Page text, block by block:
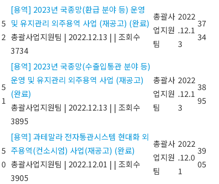
5
2
[용역] 2023년 국종망(환급 분야 등) 운영
및 유지관리 외주용역 사업 (재공고) (완료)
총괄사업지원팀 | 2022.12.13 | | 조회수
3734
총괄사
업지원
팀
2022
.12.1
3
37
34
5
1
[용역] 2023년 국종망(수출입통관 분야 등)
운영 및 유지관리 외주용역 사업 (재공고)
(완료)
총괄사업지원팀 | 2022.12.13 | | 조회수
3895
총괄사
업지원
팀
2022
.12.1
3
38
95
5
0
[용역] 과테말라 전자통관시스템 현대화 외
주용역(컨소시엄) 사업(재공고) (완료)
총괄사업지원팀 | 2022.12.01 | | 조회수
3905
총괄사
업지원
팀
2022
.12.0
1
39
05